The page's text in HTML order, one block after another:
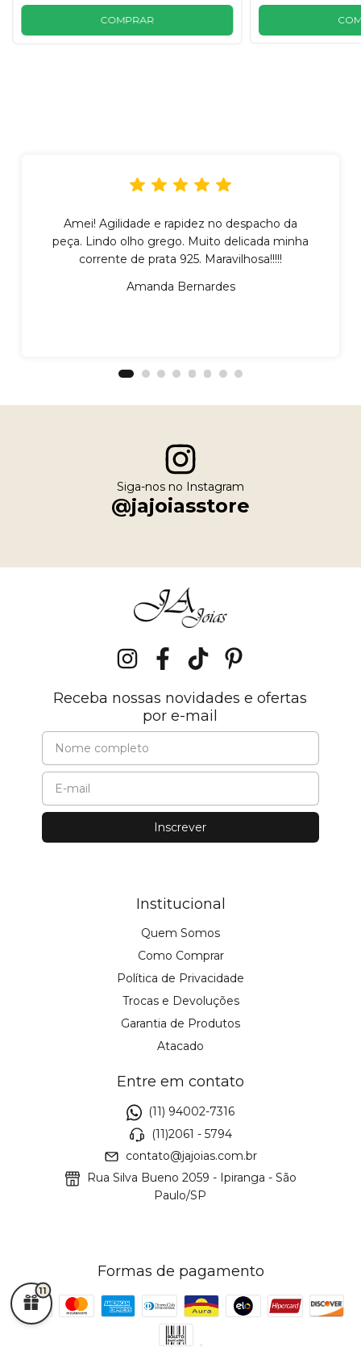
COMPRAR
Amei! Agilidade e rapidez no despacho da
peça. Lindo olho grego. Muito delicada minha
corrente de prata 925. Maravilhosa!!!!!
Amanda Bernardes
Siga-nos no Instagram
@jajoiasstore
Receba nossas novidades e ofertas
por e-mail
Institucional
Quem Somos
Como Comprar
Política de Privacidade
Trocas e Devoluções
Garantia de Produtos
Atacado
Entre em contato
(11) 94002-7316
(11)2061 - 5794
contato@jajoias.com.br
Rua Silva Bueno 2059 - Ipiranga - São
Paulo/SP
Formas de pagamento
11